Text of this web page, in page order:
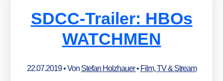
SDCC-Trailer: HBOs
WATCHMEN
22.07.2019• Von Stefan Holzhauer• Film, TV & Stream